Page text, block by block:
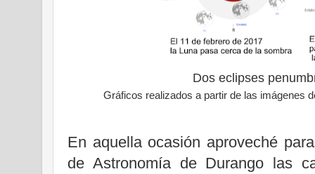
Dos eclipses
Gráficos realizados a partir de las imágenes
En aquella ocasión aproveché
de Astronomía de Durango las